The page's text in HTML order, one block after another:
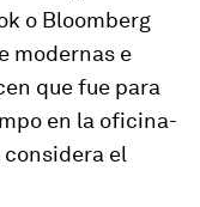
o Bloomberg
modernas e
que fue para
en la oficina-
considera el